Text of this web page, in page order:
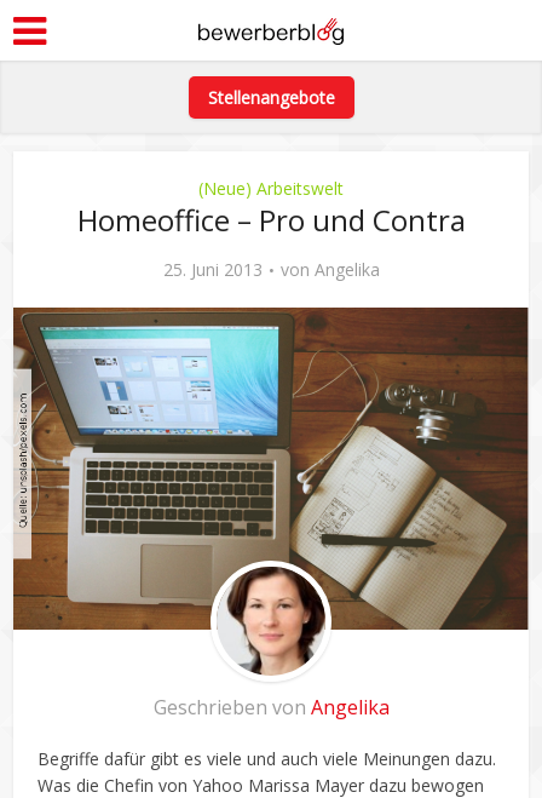
Stellenangebote
(Neue) Arbeitswelt
Homeoffice – Pro und Contra
25. Juni 2013 von Angelika
Geschrieben von Angelika
Begriffe dafür gibt es viele und auch viele Meinungen dazu.
Was die Chefin von Yahoo Marissa Mayer dazu bewogen